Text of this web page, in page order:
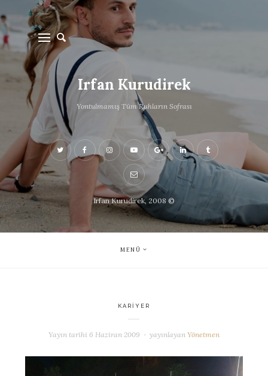
Irfan Kurudirek
Yontulmamış Tüm Ruhların Sofrası
Irfan Kurudirek, 2008 ©
MENÜ
KARIYER
Yayın tarihi 6 Haziran 2009 yayınlayanYönetmen